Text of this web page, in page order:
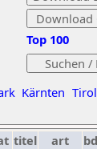
Kärnten Tirol
Top 100
titel art